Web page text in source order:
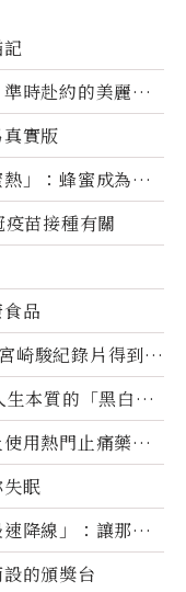
準時赴約的美麗震
實版
」：蜂蜜成為健
苗接種有關
品
崎駿紀錄片得到的
本質的「黑白一
用熱門止痛藥泰
眠
速降線」：讓那道
設的頒獎台